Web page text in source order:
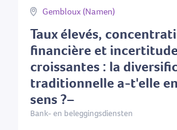
Taux élevés,
financière et
croissantes : la
traditionnelle a-t'elle
sens ?–
Bank- en beleggingsdiensten
Gembloux (Namen)